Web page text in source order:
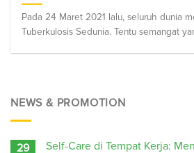
Pada 24 Maret 2021 lalu, seluruh dunia
Tuberkulosis Sedunia. Tentu semangat
NEWS & PROMOTION
29
Self-Care di Tempat Kerja: